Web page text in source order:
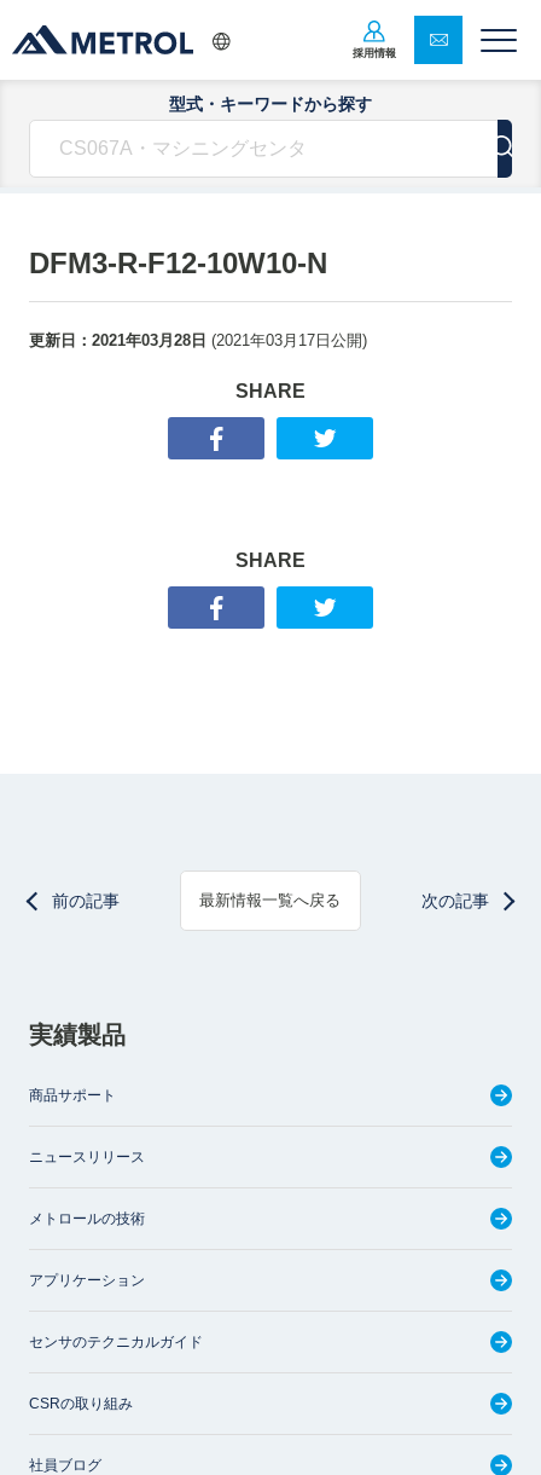
採用情報
型式・キーワードから探す
DFM3-R-F12-10W10-N
更新日： 2021年03月28日 (2021年03月17日 公開)
SHARE
SHARE
前の記事 最新情報一覧へ戻る 次の記事
実績製品
商品サポート
ニュースリリース
メトロールの技術
アプリケーション
センサのテクニカルガイド
CSRの取り組み
社員ブログ